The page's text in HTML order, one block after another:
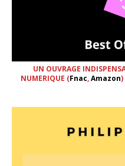
UN OUVRAGE
NUMERIQUE (Fnac,Amazon)